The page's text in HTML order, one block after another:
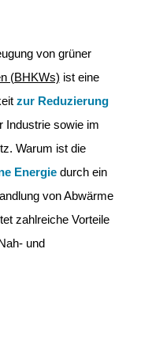
von grüner
(BHKWs) ist eine
zur Reduzierung
Industrie sowie im
Warum ist die
Energiedurch ein
von Abwärme
zahlreiche Vorteile
und